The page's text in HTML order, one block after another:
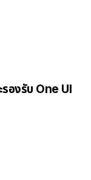
องรับ One UI